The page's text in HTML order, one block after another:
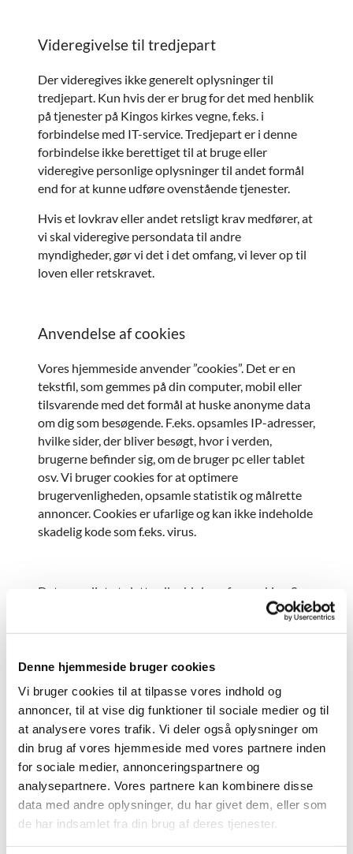
Denne hjemmeside bruger cookies
Vi bruger cookies til at tilpasse vores indhold og
annoncer, til at vise dig funktioner til sociale medier og til
at analysere vores trafik. Vi deler også oplysninger om
din brug af vores hjemmeside med vores partnere inden
for sociale medier, annonceringspartnere og
analysepartnere. Vores partnere kan kombinere disse
data med andre oplysninger, du har givet dem, eller som
de har indsamlet fra din brug af deres tjenester.
Videregivelse til tredjepart
Der videregives ikke generelt oplysninger til
tredjepart. Kun hvis der er brug for det med henblik
på tjenester på Kingos kirkes vegne, f.eks. i
forbindelse med IT-service. Tredjepart er i denne
forbindelse ikke berettiget til at bruge eller
videregive personlige oplysninger til andet formål
end for at kunne udføre ovenstående tjenester.
Hvis et lovkrav eller andet retsligt krav medfører, at
vi skal videregive persondata til andre
myndigheder, gør vi det i det omfang, vi lever op til
loven eller retskravet.
Anvendelse af cookies
Vores hjemmeside anvender ”cookies”. Det er en
tekstfil, som gemmes på din computer, mobil eller
tilsvarende med det formål at huske anonyme data
om dig som besøgende. F.eks. opsamles IP-adresser,
hvilke sider, der bliver besøgt, hvor i verden,
brugerne befinder sig, om de bruger pc eller tablet
osv. Vi bruger cookies for at optimere
brugervenligheden, opsamle statistik og målrette
annoncer. Cookies er ufarlige og kan ikke indeholde
skadelig kode som f.eks. virus.
Det er muligt at slette eller blokere for cookies. Se
optimalt, og at der er indhold, du ikke kan få adgang
Websitet kan indeholde cookies fra tredjeparter,
der bl.a. kan omfatte: Google Analytics, Facebook
m.fl.
Fotografering
Af og til kan vi tage billeder i forbindelse med